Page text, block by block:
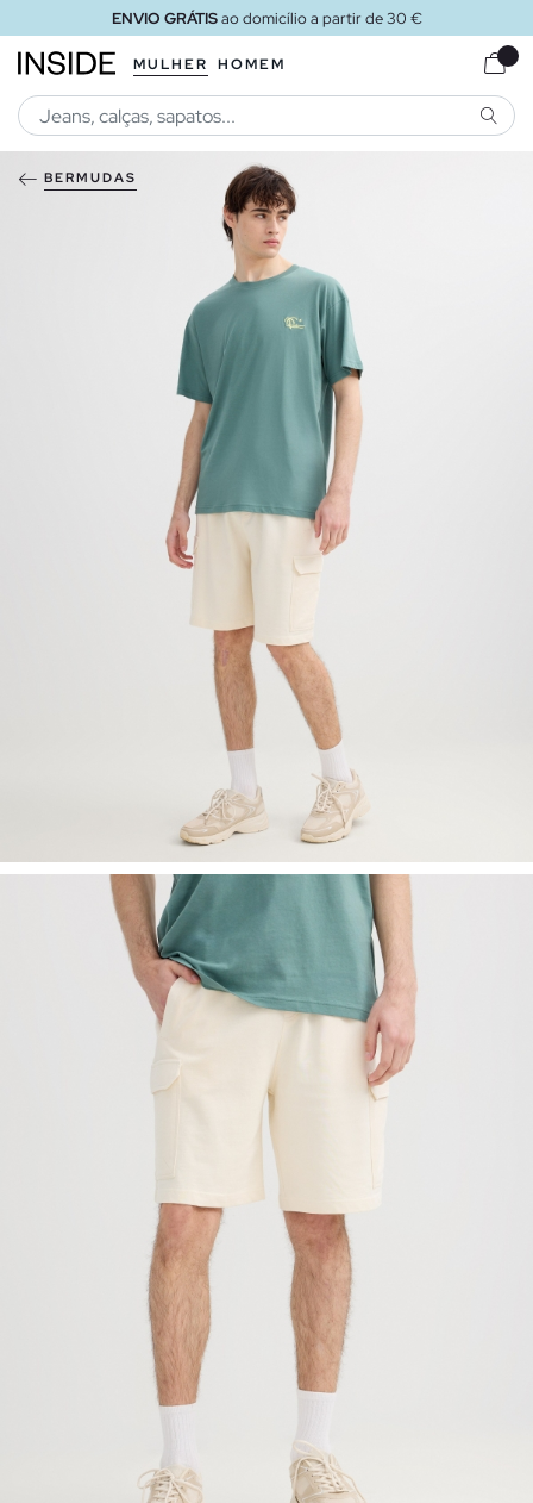
ENVIO GRÁTISao domicílio a partir de 30 €
MULHER HOMEM
BERMUDAS